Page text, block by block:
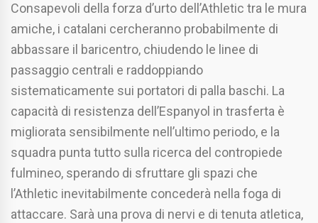
Consapevoli della forza d’urto dell’Athletic tra le mura
amiche, i catalani cercheranno probabilmente di
abbassare il baricentro, chiudendo le linee di
passaggio centrali e raddoppiando
sistematicamente sui portatori di palla baschi. La
capacità di resistenza dell’Espanyol in trasferta è
migliorata sensibilmente nell’ultimo periodo, e la
squadra punta tutto sulla ricerca del contropiede
fulmineo, sperando di sfruttare gli spazi che
l’Athletic inevitabilmente concederà nella foga di
attaccare. Sarà una prova di nervi e di tenuta atletica,